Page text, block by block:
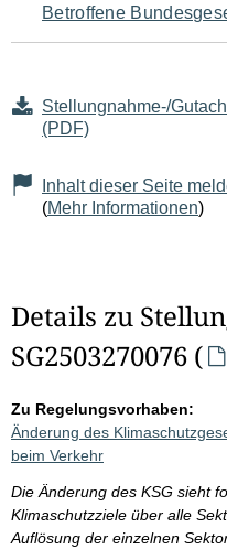
Betroffene
Stellungnahme-/
(PDF)
Inhalt dieser Seite
(Mehr Informationen)
Details zu
SG2503270076 (
Zu Regelungsvorhaben:
Änderung des
beim Verkehr
Die Änderung des KSG sieht
Klimaschutzziele über alle
Auflösung der einzelnen